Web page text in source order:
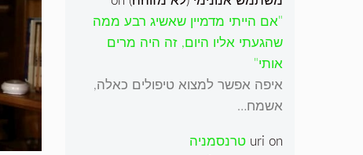
"אם הייתי מדמיין שאשיג רבע ממה
שהגעתי אליו היום, זה היה מרים
אותי"
איפה אפשר למצוא טיפולים כאלה,
אשמח…
uri on
טרנסמניה